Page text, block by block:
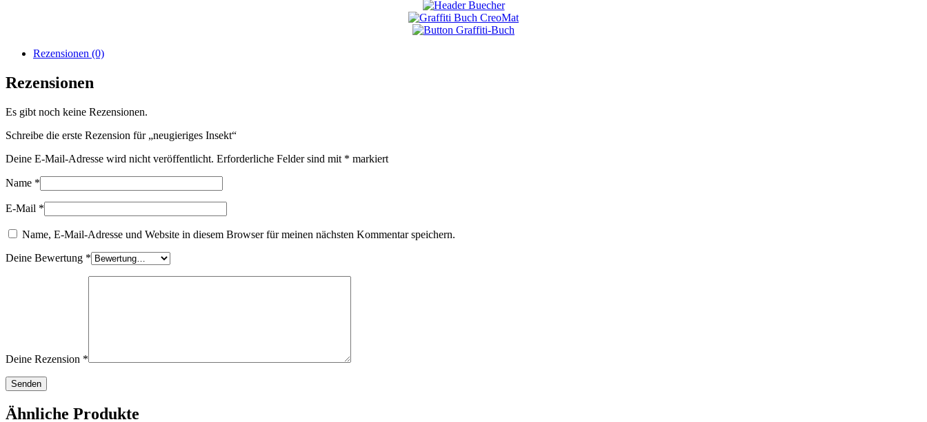
Rezensionen (0)
Rezensionen
Es gibt noch keine Rezensionen.
Schreibe die erste Rezension für „neugieriges Insekt“
Deine E-Mail-Adresse wird nicht veröffentlicht. Erforderliche Felder sind mit * markiert
Name *
E-Mail *
Name, E-Mail-Adresse und Website in diesem Browser für meinen nächsten Kommentar speichern.
Deine Bewertung *
Deine Rezension *
Ähnliche Produkte